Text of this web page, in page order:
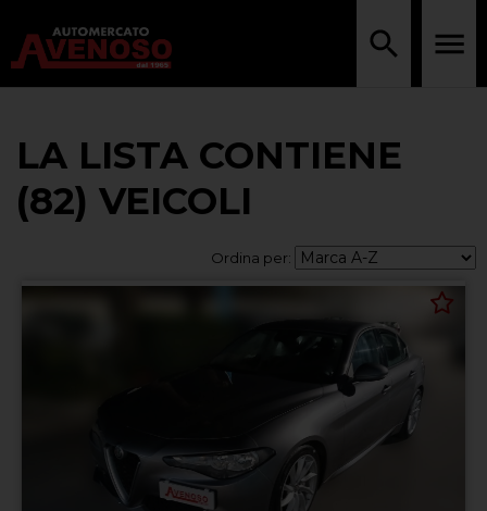
LA LISTA CONTIENE
(82) VEICOLI
Ordina per: